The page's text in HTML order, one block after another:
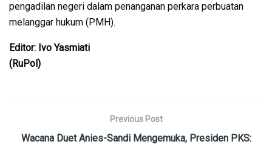
pengadilan negeri dalam penanganan perkara perbuatan
melanggar hukum (PMH).
Editor: Ivo Yasmiati
(RuPol)
Previous Post
Wacana Duet Anies-Sandi Mengemuka, Presiden PKS: